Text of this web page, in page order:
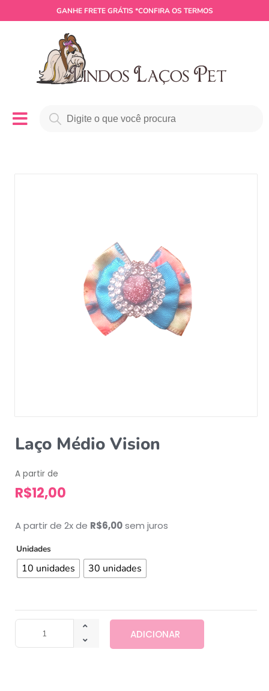
GANHE FRETE GRÁTIS *CONFIRA OS TERMOS
Laço Médio Vision
A partir de
R$12,00
A partir de 2x de R$6,00sem juros
Unidades
10 unidades 30 unidades
ADICIONAR